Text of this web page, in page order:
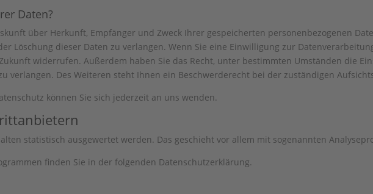
Daten?
über Herkunft, Empfänger und Zweck Ihrer gespeicherten personenbezogenen
Löschung dieser Daten zu verlangen. Wenn Sie eine Einwilligung zur
widerrufen. Außerdem haben Sie das Recht, unter bestimmten Umständen die
verlangen. Des Weiteren steht Ihnen ein Beschwerderecht bei der zuständigen
können Sie sich jederzeit an uns wenden.
statistisch ausgewertet werden. Das geschieht vor allem mit sogenannten
finden Sie in der folgenden Datenschutzerklärung.